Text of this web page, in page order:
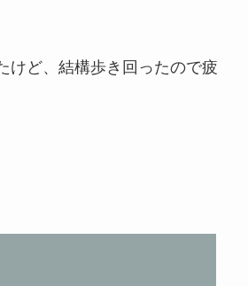
けど、結構歩き回ったので疲